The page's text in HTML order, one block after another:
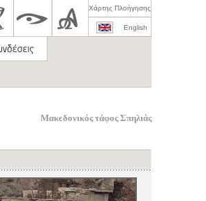
Χάρτης Πλοήγησης
English
Μακεδονικός τάφος Σπηλιάς